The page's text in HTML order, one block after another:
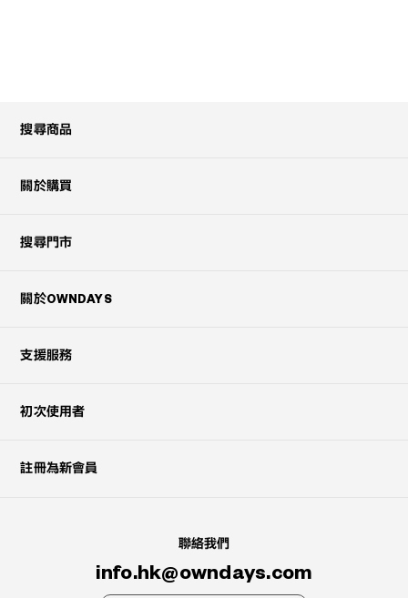
搜尋商品
關於購買
搜尋門市
關於OWNDAYS
支援服務
初次使用者
註冊為新會員
聯絡我們
info.hk@owndays.com